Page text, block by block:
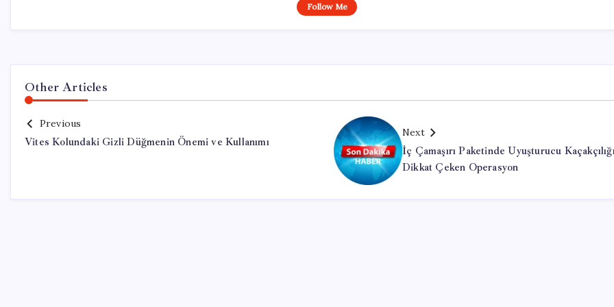
Follow Me
Other Articles
Previous
Vites Kolundaki Gizli Düğmenin Önemi ve Kullanımı
Next
İç Çamaşırı Paketinde Uyuşturucu
Dikkat Çeken Operasyon